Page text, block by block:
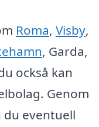
Roma, Visby,
, Garda,
också kan
Genom
eventuell